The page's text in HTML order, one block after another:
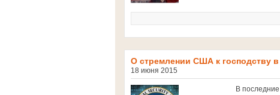
О стремлении США к господству
18 июня 2015
В